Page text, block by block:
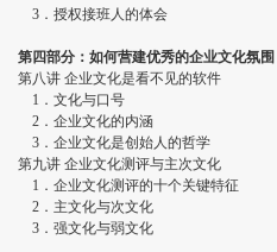
3．授权接班人的体会
第四部分：如何营建优秀的企业文化氛围
第八讲 企业文化是看不见的软件
1．文化与口号
2．企业文化的内涵
3．企业文化是创始人的哲学
第九讲 企业文化测评与主次文化
1．企业文化测评的十个关键特征
2．主文化与次文化
3．强文化与弱文化